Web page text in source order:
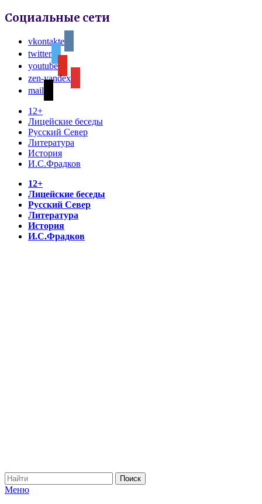
Социальные сети
vkontakte
twitter
youtube
zen-yandex
mail
12+
Лицейские беседы
Русский Север
Литература
История
И.С.Фрадков
12+
Лицейские беседы
Русский Север
Литература
История
И.С.Фрадков
Меню